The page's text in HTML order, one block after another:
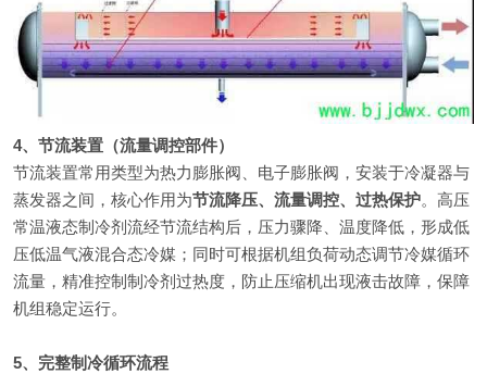
4、节流装置（流量调控部件）
节流装置常用类型为热力膨胀阀、电子膨胀阀，安装于冷凝器与
蒸发器之间，核心作用为节流降压、流量调控、过热保护。高压
常温液态制冷剂流经节流结构后，压力骤降、温度降低，形成低
压低温气液混合态冷媒；同时可根据机组负荷动态调节冷媒循环
流量，精准控制制冷剂过热度，防止压缩机出现液击故障，保障
机组稳定运行。
5、完整制冷循环流程